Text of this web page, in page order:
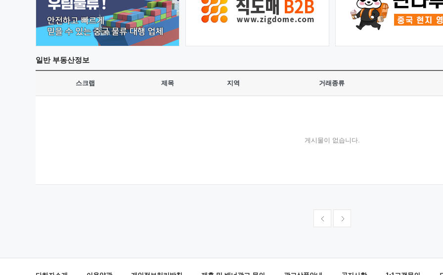
일반부동산정보
스크랩 제목 지역 거래종류
게시물이 없습니다.